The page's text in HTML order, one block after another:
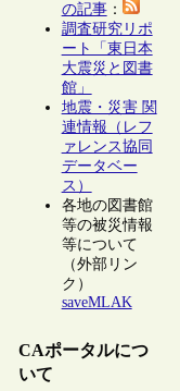
の記事：
調査研究リポ
ート「東日本
大震災と図書
館」
地震・災害 関
連情報（レフ
ァレンス協同
データベー
ス）
各地の図書館
等の被災情報
等について
（外部リン
ク）
saveMLAK
CAポータルにつ
いて